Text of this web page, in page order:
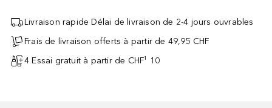
Livraison rapide Délai de livraison de 2-4 jours ouvrables
Frais de livraison offerts à partir de 49,95 CHF
4 Essai gratuit à partir de CHF¹ 10